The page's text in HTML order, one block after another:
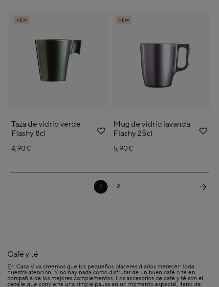
NEW
Taza de vidrio verde
Flashy 8cl
4,90€
NEW
Mug de vidrio lavanda
Flashy 25cl
5,90€
1 2
Café y té
En Casa Viva creemos que los pequeños placeres diarios merecen toda
nuestra atención. Y no hay nada como disfrutar de un buen café o té en
compañía de los mejores complementos. Los accesorios de café y té son el
detalle que convierte una simple pausa en un momento especial, lleno de